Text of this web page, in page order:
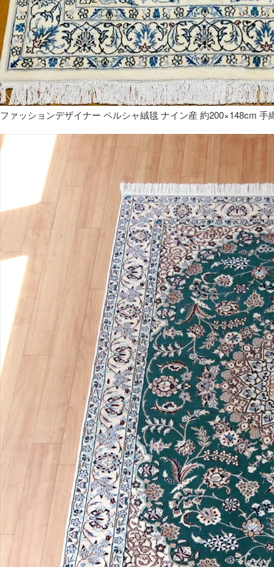
ファッションデザイナー ペルシャ絨毯 ナイン産 約200×148cm 手